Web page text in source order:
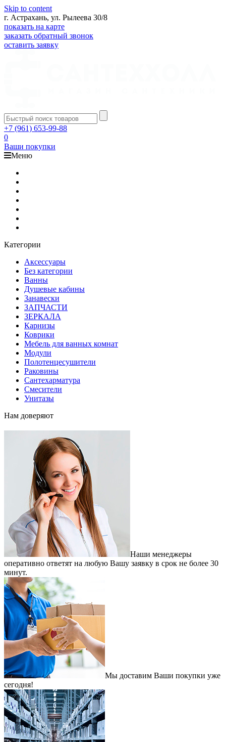
Skip to content
г. Астрахань, ул. Рылеева 30/8
показать на карте
заказать обратный звонок
оставить заявку
+7 (961) 653-99-88
0
Ваши покупки
Меню
Категории
Аксессуары
Без категории
Ванны
Душевые кабины
Занавески
ЗАПЧАСТИ
ЗЕРКАЛА
Карнизы
Коврики
Мебель для ванных комнат
Модули
Полотенцесушители
Раковины
Сантехарматура
Смесители
Унитазы
Нам доверяют
Наши менеджеры
оперативно ответят на любую Вашу заявку в срок не более 30
минут.
Мы доставим Ваши покупки уже
сегодня!